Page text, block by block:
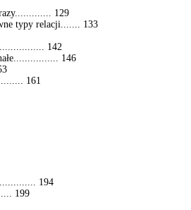
129
typy relacji....... 133
142
146
161
194
199